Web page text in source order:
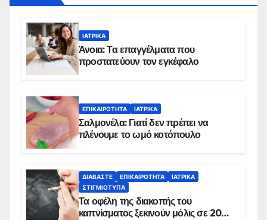
ΙΑΤΡΙΚΆ
Άνοια: Τα επαγγέλματα που
προστατεύουν τον εγκέφαλο
ΕΠΙΚΑΙΡΌΤΗΤΑ ΙΑΤΡΙΚΆ
Σαλμονέλα: Γιατί δεν πρέπει να
πλένουμε το ωμό κοτόπουλο
ΔΙΑΒΆΣΤΕ ΕΠΙΚΑΙΡΌΤΗΤΑ
ΙΑΤΡΙΚΆ
ΣΤΙΓΜΙΌΤΥΠΑ
Τα οφέλη της διακοπής του
καπνίσματος ξεκινούν μόλις σε 20